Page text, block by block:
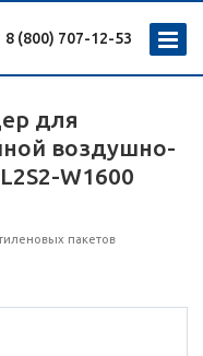
8 (800) 707-12-53
для
воздушно-
W1600
пакетов